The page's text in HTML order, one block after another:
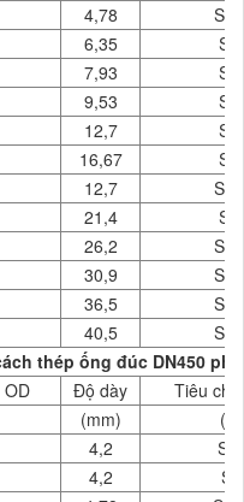
4,78
6,35
7,93
9,53
12,7
16,67
12,7
21,4
26,2
30,9
36,5
40,5
thép ống đúc DN450 phi
Độ dày
Tiêu
(mm)
(
4,2
4,2